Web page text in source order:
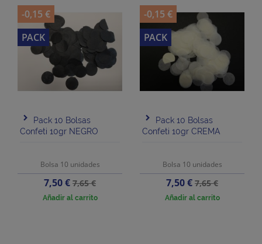
Pack 10 Bolsas
Confeti 10gr NEGRO
Bolsa 10 unidades
Precio
7,50 €Precio
base
7,65 €
Añadir al carrito
-0,15 €
PACK
Pack 10 Bolsas
Confeti 10gr CREMA
Bolsa 10 unidades
Precio
7,50 €Precio
base
7,65 €
Añadir al carrito
-0,15 €
PACK